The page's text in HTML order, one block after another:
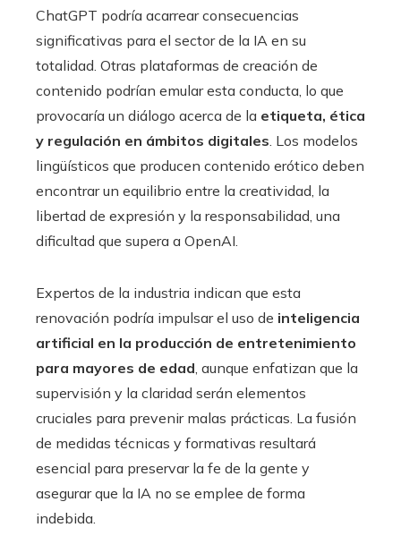
ChatGPT podría acarrear consecuencias
significativas para el sector de la IA en su
totalidad. Otras plataformas de creación de
contenido podrían emular esta conducta, lo que
provocaría un diálogo acerca de la etiqueta, ética
y regulación en ámbitos digitales . Los modelos
lingüísticos que producen contenido erótico deben
encontrar un equilibrio entre la creatividad, la
libertad de expresión y la responsabilidad, una
dificultad que supera a OpenAI.
Expertos de la industria indican que esta
renovación podría impulsar el uso de inteligencia
artificial en la producción de entretenimiento
para mayores de edad , aunque enfatizan que la
supervisión y la claridad serán elementos
cruciales para prevenir malas prácticas. La fusión
de medidas técnicas y formativas resultará
esencial para preservar la fe de la gente y
asegurar que la IA no se emplee de forma
indebida.